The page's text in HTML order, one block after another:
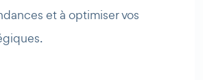
et à optimiser vos